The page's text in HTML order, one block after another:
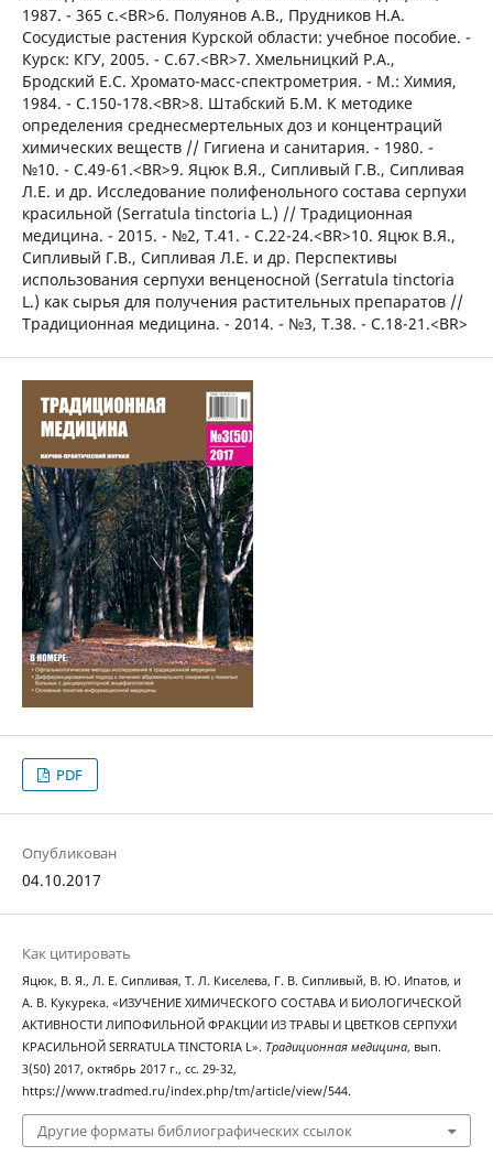
1987. - 365 с.<BR>6. Полуянов А.В., Прудников Н.А.
Сосудистые растения Курской области: учебное пособие. -
Курск: КГУ, 2005. - С.67.<BR>7. Хмельницкий Р.А.,
Бродский Е.С. Хромато-масс-спектрометрия. - М.: Химия,
1984. - С.150-178.<BR>8. Штабский Б.М. К методике
определения среднесмертельных доз и концентраций
химических веществ // Гигиена и санитария. - 1980. -
№10. - С.49-61.<BR>9. Яцюк В.Я., Сипливый Г.В., Сипливая
Л.Е. и др. Исследование полифенольного состава серпухи
красильной (Serratula tinctoria L.) // Традиционная
медицина. - 2015. - №2, Т.41. - С.22-24.<BR>10. Яцюк В.Я.,
Сипливый Г.В., Сипливая Л.Е. и др. Перспективы
использования серпухи венценосной (Serratula tinctoria
L.) как сырья для получения растительных препаратов //
Традиционная медицина. - 2014. - №3, Т.38. - С.18-21.<BR>
PDF
Опубликован
04.10.2017
Как цитировать
Яцюк, В. Я., Л. Е. Сипливая, Т. Л. Киселева, Г. В. Сипливый, В. Ю. Ипатов, и
А. В. Кукурека. «ИЗУЧЕНИЕ ХИМИЧЕСКОГО СОСТАВА И БИОЛОГИЧЕСКОЙ
АКТИВНОСТИ ЛИПОФИЛЬНОЙ ФРАКЦИИ ИЗ ТРАВЫ И ЦВЕТКОВ СЕРПУХИ
КРАСИЛЬНОЙ SERRATULA TINCTORIA L». Традиционная медицина, вып.
3(50) 2017, октябрь 2017 г., сс. 29-32,
https://www.tradmed.ru/index.php/tm/article/view/544.
Другие форматы библиографических ссылок